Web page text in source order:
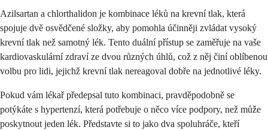
Azilsartan a chlorthalidon je kombinace léků na krevní tlak, která
spojuje dvě osvědčené složky, aby pomohla účinněji zvládat vysoký
krevní tlak než samotný lék. Tento duální přístup se zaměřuje na vaše
kardiovaskulární zdraví ze dvou různých úhlů, což z něj činí oblíbenou
volbu pro lidi, jejichž krevní tlak nereagoval dobře na jednotlivé léky.
Pokud vám lékař předepsal tuto kombinaci, pravděpodobně se
potýkáte s hypertenzí, která potřebuje o něco více podpory, než může
poskytnout jeden lék. Představte si to jako dva spoluhráče, kteří